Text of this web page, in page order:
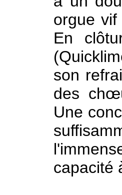
orgue vif
En
son
des
Une
capacité